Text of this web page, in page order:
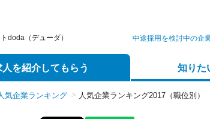
doda（デューダ） 中途採用を検討中の企
人を紹介してもらう 知りた
気企業ランキング 人気企業ランキング2017（職位別）